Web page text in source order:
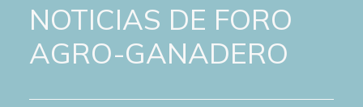
NOTICIAS DE FORO
AGRO-GANADERO